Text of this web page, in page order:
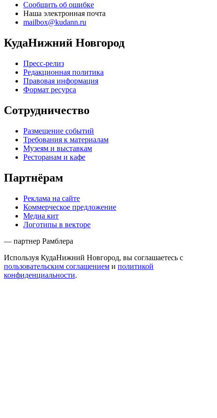
Сообщить об ошибке
Наша электронная почта
mailbox@kudann.ru
КудаНижний Новгород
Пресс-релиз
Редакционная политика
Правовая информация
Формат ресурса
Сотрудничество
Размещение событий
Требования к материалам
Музеям и выставкам
Ресторанам и кафе
Партнёрам
Реклама на сайте
Коммерческое предложение
Медиа кит
Логотипы в векторе
— партнер Рамблера
Используя КудаНижний Новгород, вы соглашаетесь с
пользовательским соглашением и политикой
конфиденциальности.